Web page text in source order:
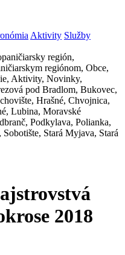
Aktivity Služby
2018